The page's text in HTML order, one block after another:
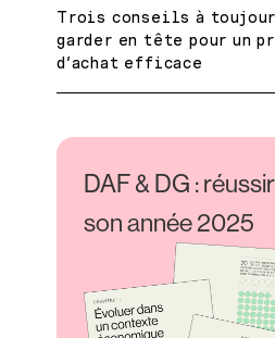
Trois conseils à
garder en tête pour un
d’achat efficace
DAF & DG : réussir
son année 2025